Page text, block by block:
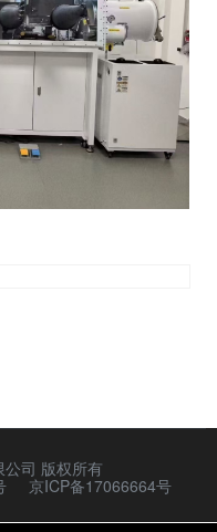
司 版权所有
京ICP备17066664号